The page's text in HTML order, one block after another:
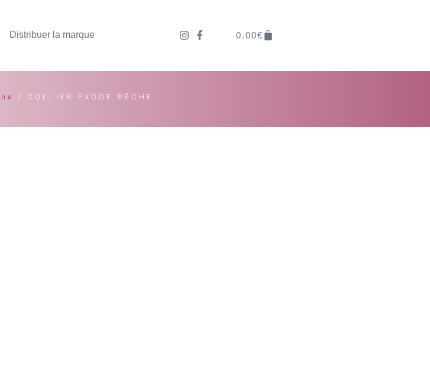
Distribuer la marque 0.00€
/ COLLIER EXODE PÊCHE